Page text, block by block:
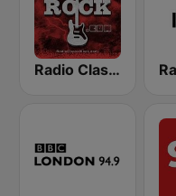
Radio Classic Rock